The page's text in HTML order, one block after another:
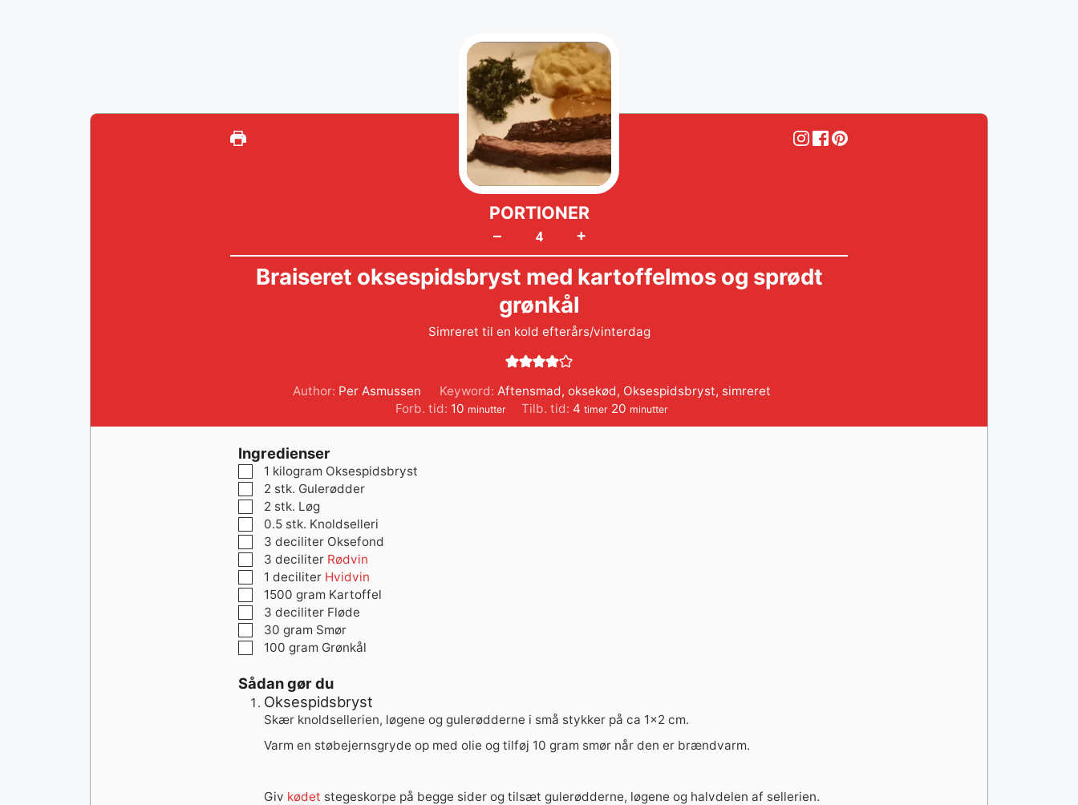
– +
PORTIONER
Braiseret oksespidsbryst med kartoffelmos og sprødt
grønkål
Simreret til en kold efterårs/vinterdag
Author: Per Asmussen Keyword: Aftensmad, oksekød, Oksespidsbryst, simreret
Forb. tid: 10 minutter
minutter Tilb. tid: 4timer
timer 20minutter
minutter
Ingredienser
▢1 kilogram Oksespidsbryst
▢
2 stk. Gulerødder
▢
2 stk. Løg
▢
0.5 stk. Knoldselleri
▢
3 deciliter Oksefond
▢
3 deciliter Rødvin
▢1 deciliter Hvidvin
▢1500 gram Kartoffel
▢
3 deciliter Fløde
▢
30 gram Smør
▢100 gram Grønkål
Sådan gør du
Oksespidsbryst
Skær knoldsellerien, løgene og gulerødderne i små stykker på ca 1x2 cm.
Varm en støbejernsgryde op med olie og tilføj 10 gram smør når den er brændvarm.
Giv kødet stegeskorpe på begge sider og tilsæt gulerødderne, løgene og halvdelen af sellerien.